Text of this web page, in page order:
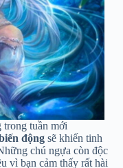
tuần mới
động sẽ khiến tinh
chú ngựa còn độc
vì bạn cảm thấy rất hài